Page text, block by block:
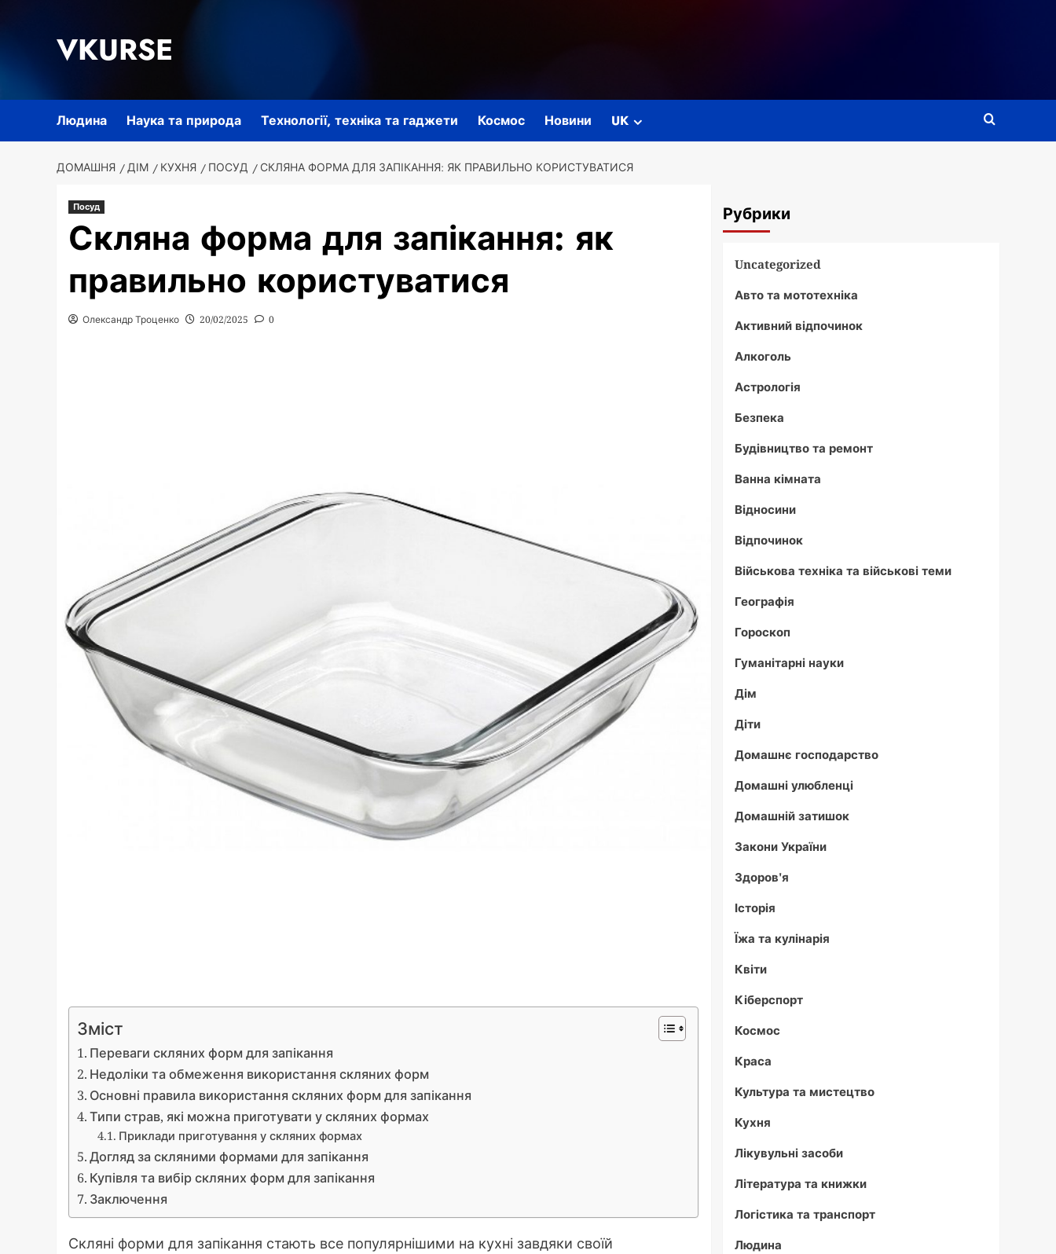
VKURSE
Людина Наука та природа Технології, техніка та гаджети Космос Новини UK
ДОМАШНЯ ДІМ КУХНЯ ПОСУД СКЛЯНА ФОРМА ДЛЯ ЗАПІКАННЯ: ЯК ПРАВИЛЬНО КОРИСТУВАТИСЯ
Посуд
Скляна форма для запікання: як
правильно користуватися
Олександр Троценко 20/02/2025 0
Зміст
Переваги скляних форм для запікання
Недоліки та обмеження використання скляних форм
Основні правила використання скляних форм для запікання
Типи страв, які можна приготувати у скляних формах
Приклади приготування у скляних формах
Догляд за скляними формами для запікання
Купівля та вибір скляних форм для запікання
Заключення
Скляні форми для запікання стають все популярнішими на кухні завдяки своїй
Рубрики
Uncategorized
Авто та мототехніка
Активний відпочинок
Алкоголь
Астрологія
Безпека
Будівництво та ремонт
Ванна кімната
Відносини
Відпочинок
Військова техніка та військові теми
Географія
Гороскоп
Гуманітарні науки
Дім
Діти
Домашнє господарство
Домашні улюбленці
Домашній затишок
Закони України
Здоров'я
Історія
Їжа та кулінарія
Квіти
Кіберспорт
Космос
Краса
Культура та мистецтво
Кухня
Лікувульні засоби
Література та книжки
Логістика та транспорт
Людина